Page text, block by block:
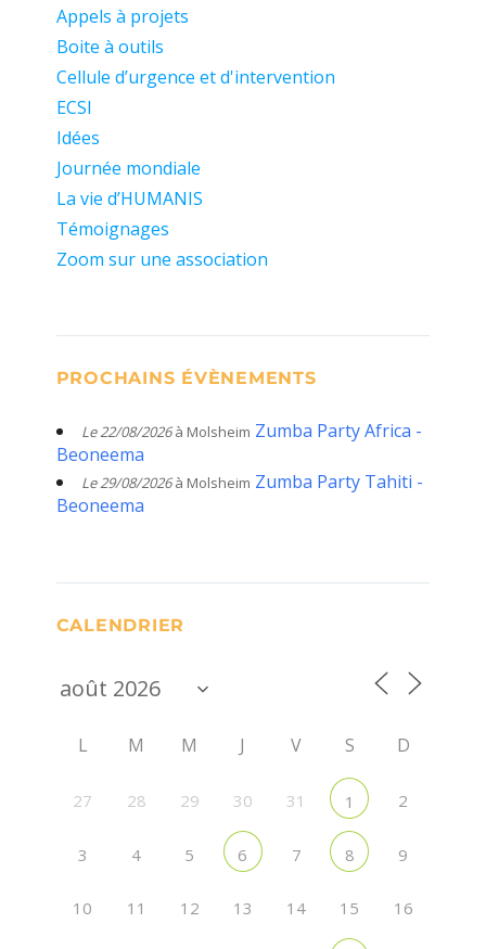
Appels à projets
Boite à outils
Cellule d’urgence et d'intervention
ECSI
Idées
Journée mondiale
La vie d’HUMANIS
Témoignages
Zoom sur une association
PROCHAINS ÉVÈNEMENTS
Le 22/08/2026à Molsheim Zumba Party Africa -
Beoneema
Le 29/08/2026à Molsheim Zumba Party Tahiti -
Beoneema
CALENDRIER
L M M J V S D
27 28 29 30 31 1 2
3 4 5 6 7 8 9
10 11 12 13 14 15 16